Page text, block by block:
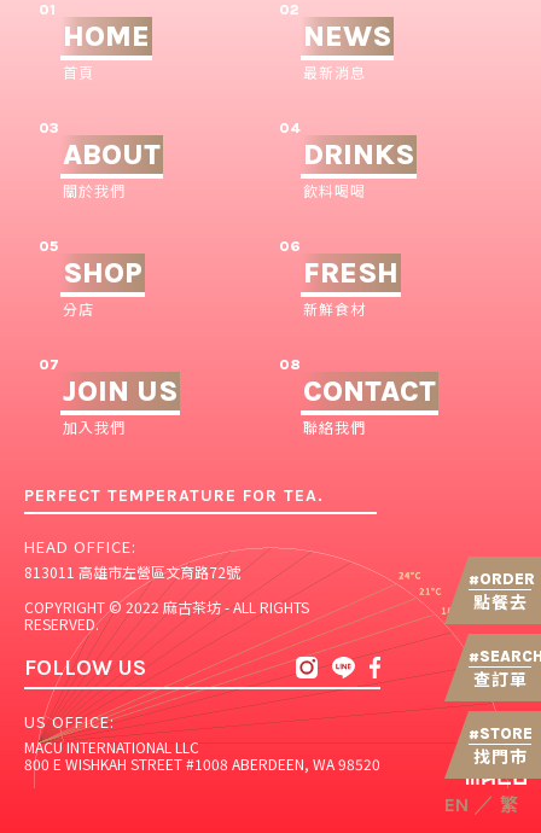
#ORDER
點餐去
#
查訂單
#STORE
找門市
EN ／ 繁
01
HOME
首頁
02
NEWS
最新消息
03
ABOUT
關於我們
04
DRINKS
飲料喝喝
05
SHOP
分店
06
FRESH
新鮮食材
07
JOIN US
加入我們
08
CONTACT
聯絡我們
PERFECT TEMPERATURE FOR TEA.
HEAD OFFICE:
813011 高雄市左營區文育路72號
COPYRIGHT © 2022 麻古茶坊 - ALL RIGHTS
RESERVED.
FOLLOW US
US OFFICE:
MACU INTERNATIONAL LLC
800 E WISHKAH STREET #1008 ABERDEEN, WA 98520